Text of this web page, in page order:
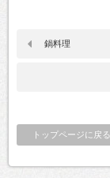
鍋料理
トップページに戻る